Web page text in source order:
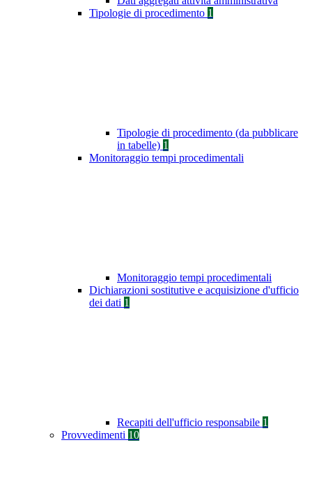
Tipologie di procedimento 1
Tipologie di procedimento (da pubblicare
in tabelle) 1
Monitoraggio tempi procedimentali
Monitoraggio tempi procedimentali
Dichiarazioni sostitutive e acquisizione d'ufficio
dei dati 1
Recapiti dell'ufficio responsabile 1
Provvedimenti 10